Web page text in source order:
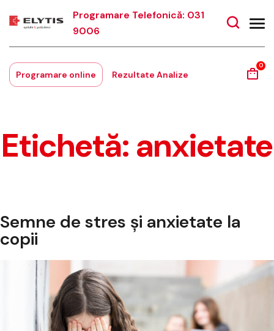
Programare Telefonică: 031
9006
Programare online Rezultate Analize
0
Etichetă: anxietate
Semne de stres și anxietate la
copii